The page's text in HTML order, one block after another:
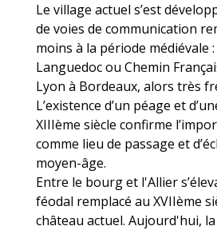
Le village actuel s’est
de voies de communication
moins à la période médiévale
Languedoc ou Chemin
Lyon à Bordeaux, alors très
L’existence d’un péage et
XIIIème siècle confirme
comme lieu de passage et
moyen-âge.
Entre le bourg et l'Allier
féodal remplacé au XVIIème
château actuel. Aujourd'hui,